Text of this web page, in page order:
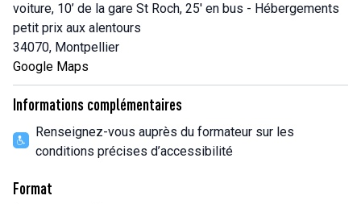
voiture, 10’ de la gare St Roch, 25' en bus - Hébergements
petit prix aux alentours
34070, Montpellier
Google Maps
Informations complémentaires
Renseignez-vous auprès du formateur sur les
conditions précises d’accessibilité
Format